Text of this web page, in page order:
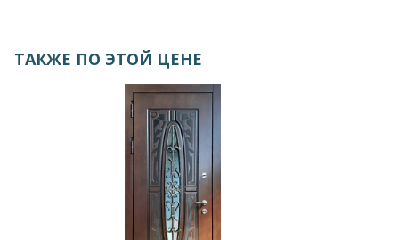
ТАКЖЕ ПО ЭТОЙ ЦЕНЕ